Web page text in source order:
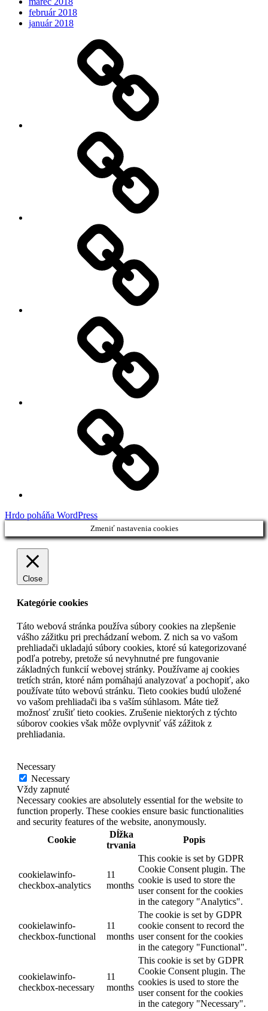
február 2018
január 2018
Hrdo poháňa WordPress
Zmeniť nastavenia cookies
Close
Kategórie cookies
Táto webová stránka používa súbory cookies na zlepšenie
vášho zážitku pri prechádzaní webom. Z nich sa vo vašom
prehliadači ukladajú súbory cookies, ktoré sú kategorizované
podľa potreby, pretože sú nevyhnutné pre fungovanie
základných funkcií webovej stránky. Používame aj cookies
tretích strán, ktoré nám pomáhajú analyzovať a pochopiť, ako
používate túto webovú stránku. Tieto cookies budú uložené
vo vašom prehliadači iba s vaším súhlasom. Máte tiež
možnosť zrušiť tieto cookies. Zrušenie niektorých z týchto
súborov cookies však môže ovplyvniť váš zážitok z
prehliadania.
Necessary
Necessary
Vždy zapnuté
Necessary cookies are absolutely essential for the website to
function properly. These cookies ensure basic functionalities
and security features of the website, anonymously.
Cookie
Dĺžka
trvania
Popis
cookielawinfo-
checkbox-analytics
11
months
This cookie is set by GDPR
Cookie Consent plugin. The
cookie is used to store the
user consent for the cookies
in the category "Analytics".
cookielawinfo-
checkbox-functional
11
months
The cookie is set by GDPR
cookie consent to record the
user consent for the cookies
in the category "Functional".
cookielawinfo-
checkbox-necessary
11
months
This cookie is set by GDPR
Cookie Consent plugin. The
cookies is used to store the
user consent for the cookies
in the category "Necessary".